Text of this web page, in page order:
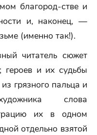
благород-стве и
и, наконец, —
(именно так!).
читатель сюжет
и их судьбы
грязного пальца и
слова
их в одном
отдельно взятой